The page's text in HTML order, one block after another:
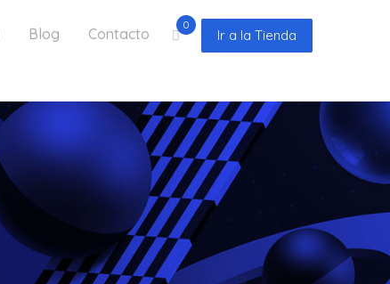
Blog Contacto
0
Ir a la Tienda